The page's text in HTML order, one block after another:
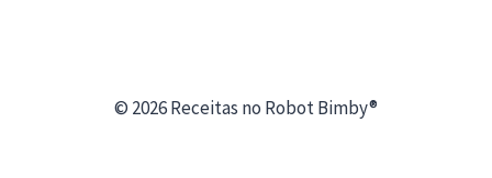
© 2026 Receitas no Robot Bimby®